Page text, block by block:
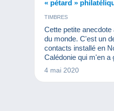
« pétard »
TIMBRES
Cette petite anecdote
du monde. C'est un
contacts installé en
Calédonie qui m'en a
fait part.
4 mai 2020